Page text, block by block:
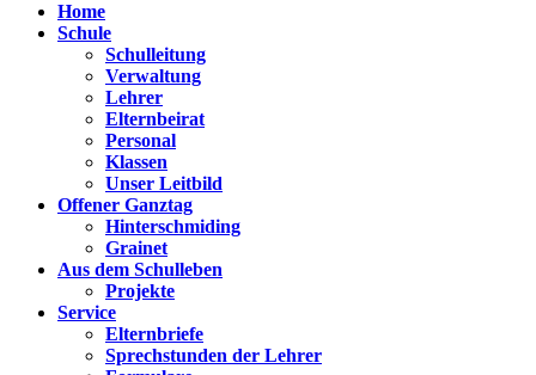
Home
Schule
Schulleitung
Verwaltung
Lehrer
Elternbeirat
Personal
Klassen
Unser Leitbild
Offener Ganztag
Hinterschmiding
Grainet
Aus dem Schulleben
Projekte
Service
Elternbriefe
Sprechstunden der Lehrer